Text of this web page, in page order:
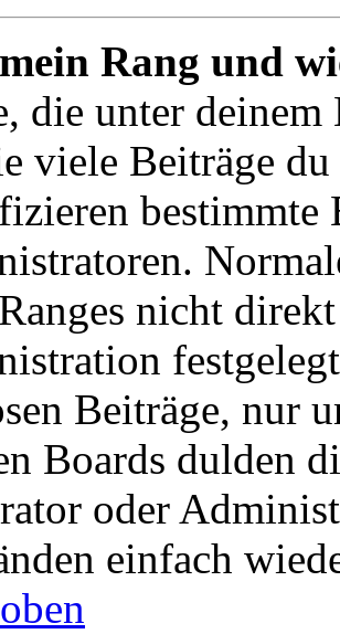
Rang und
die unter deinem
viele Beiträge
bestimmte
nicht
Beiträge, nur
Boards dulden
oder
einfach